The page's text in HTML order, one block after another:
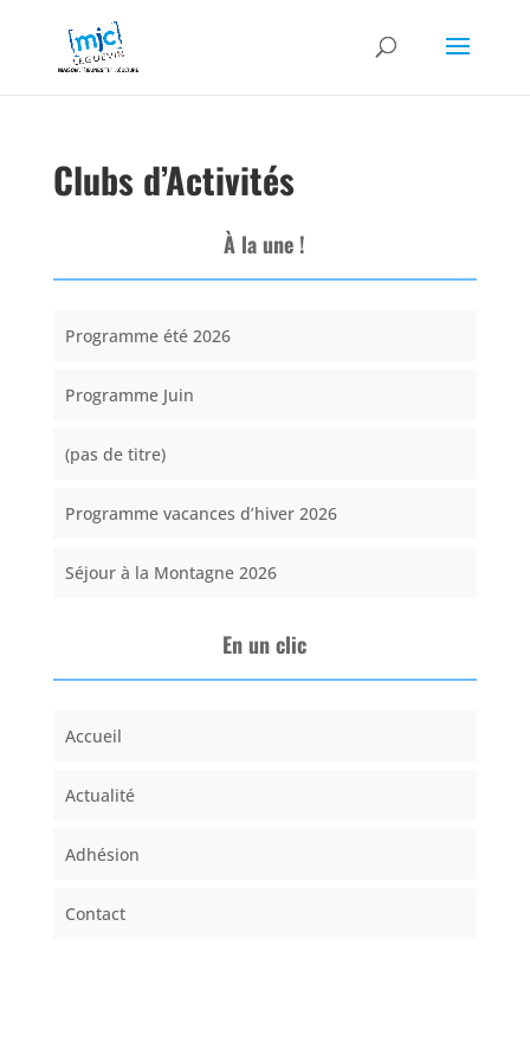
Clubs d’Activités
À la une !
Programme été 2026
Programme Juin
(pas de titre)
Programme vacances d’hiver 2026
Séjour à la Montagne 2026
En un clic
Accueil
Actualité
Adhésion
Contact